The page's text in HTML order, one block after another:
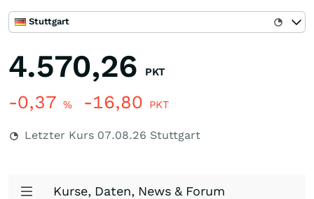
Stuttgart
4.570,26 PKT
-0,37 % -16,80 PKT
Letzter Kurs 07.08.26 Stuttgart
Kurse, Daten, News & Forum